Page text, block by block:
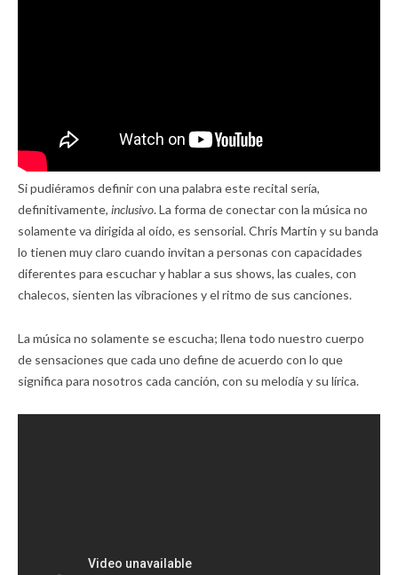
Si pudiéramos definir con una palabra este recital sería,
definitivamente, inclusivo. La forma de conectar con la música no
solamente va dirigida al oído, es sensorial. Chris Martin y su banda
lo tienen muy claro cuando invitan a personas con capacidades
diferentes para escuchar y hablar a sus shows, las cuales, con
chalecos, sienten las vibraciones y el ritmo de sus canciones.
La música no solamente se escucha; llena todo nuestro cuerpo
de sensaciones que cada uno define de acuerdo con lo que
significa para nosotros cada canción, con su melodía y su lírica.